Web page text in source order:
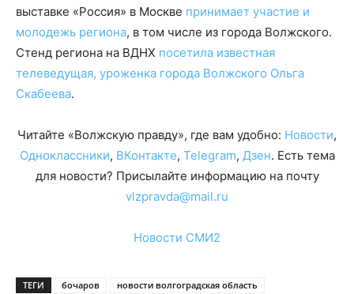
выставке «Россия» в Москве принимает участие и
молодежь региона, в том числе из города Волжского.
Стенд региона на ВДНХ посетила известная
телеведущая, уроженка города Волжского Ольга
Скабеева.
Читайте «Волжскую правду», где вам удобно: Новости,
Одноклассники, ВКонтакте, Telegram, Дзен. Есть тема
для новости? Присылайте информацию на почту
vlzpravda@mail.ru
Новости СМИ2
ТЕГИ бочаров новости волгоградская область